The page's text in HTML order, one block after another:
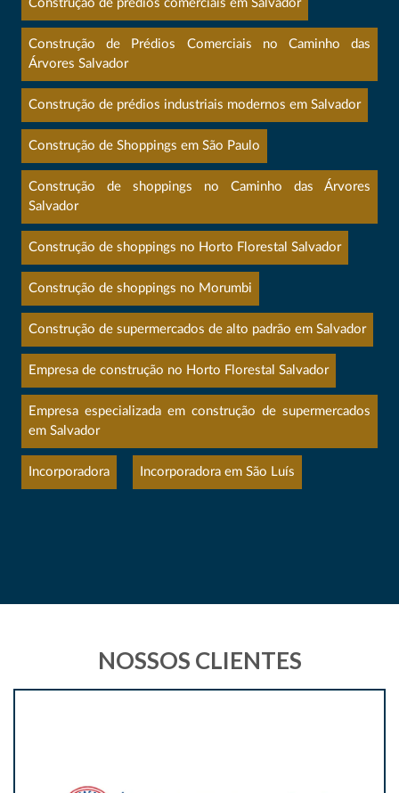
Construção de prédios comerciais em Salvador
Construção de Prédios Comerciais no Caminho das
Árvores Salvador
Construção de prédios industriais modernos em Salvador
Construção de Shoppings em São Paulo
Construção de shoppings no Caminho das Árvores
Salvador
Construção de shoppings no Horto Florestal Salvador
Construção de shoppings no Morumbi
Construção de supermercados de alto padrão em Salvador
Empresa de construção no Horto Florestal Salvador
Empresa especializada em construção de supermercados
em Salvador
Incorporadora Incorporadora em São Luís
NOSSOS CLIENTES